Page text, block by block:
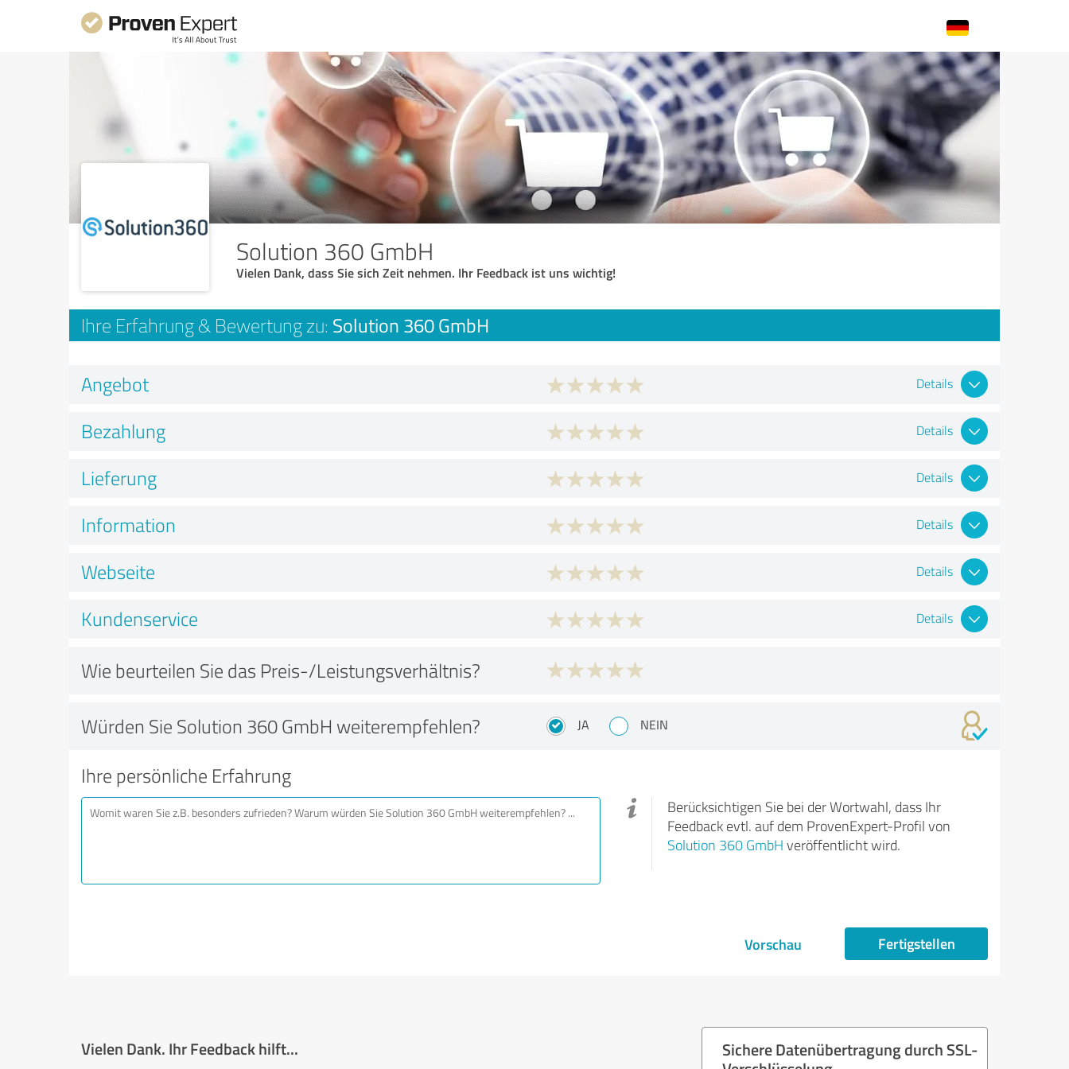
Solution 360 GmbH
Vielen Dank, dass Sie sich Zeit nehmen. Ihr Feedback ist uns wichtig!
Ihre Erfahrung & Bewertung zu: Solution 360 GmbH
Angebot Details
Bezahlung Details
Lieferung Details
Information Details
Webseite Details
Kundenservice Details
Wie beurteilen Sie das Preis-/Leistungsverhältnis?
Würden Sie Solution 360 GmbH weiterempfehlen? JA NEIN
Ihre persönliche Erfahrung
Berücksichtigen Sie bei der Wortwahl, dass Ihr
Feedback evtl. auf dem ProvenExpert-Profil von
Solution 360 GmbH veröffentlicht wird.
Vorschau Fertigstellen
Vielen Dank. Ihr Feedback hilft...
Sichere Datenübertragung durch SSL-